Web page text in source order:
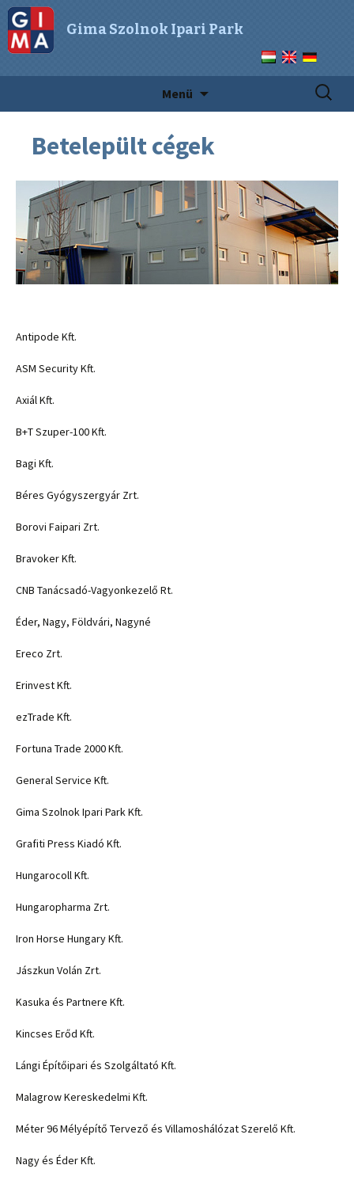
Gima Szolnok Ipari Park
Menü
Betelepült cégek
Antipode Kft.
ASM Security Kft.
Axiál Kft.
B+T Szuper-100 Kft.
Bagi Kft.
Béres Gyógyszergyár Zrt.
Borovi Faipari Zrt.
Bravoker Kft.
CNB Tanácsadó-Vagyonkezelő Rt.
Éder, Nagy, Földvári, Nagyné
Ereco Zrt.
Erinvest Kft.
ezTrade Kft.
Fortuna Trade 2000 Kft.
General Service Kft.
Gima Szolnok Ipari Park Kft.
Grafiti Press Kiadó Kft.
Hungarocoll Kft.
Hungaropharma Zrt.
Iron Horse Hungary Kft.
Jászkun Volán Zrt.
Kasuka és Partnere Kft.
Kincses Erőd Kft.
Lángi Építőipari és Szolgáltató Kft.
Malagrow Kereskedelmi Kft.
Méter 96 Mélyépítő Tervező és Villamoshálózat Szerelő Kft.
Nagy és Éder Kft.